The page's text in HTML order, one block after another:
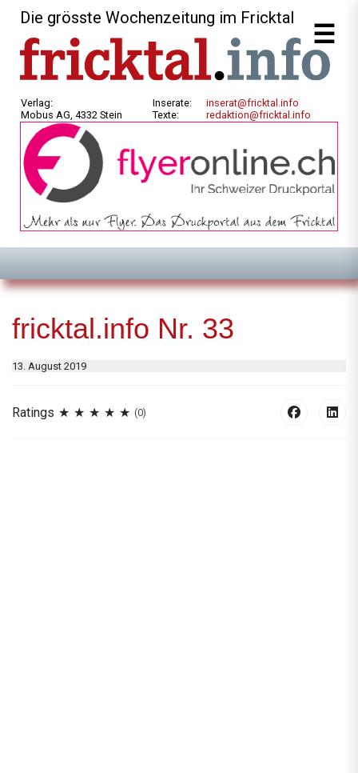
Die grösste Wochenzeitung im Fricktal
Verlag:
Mobus AG, 4332 Stein
Inserate:
Texte:
inserat@fricktal.info
redaktion@fricktal.info
fricktal.info Nr. 33
13. August 2019
Ratings (0)